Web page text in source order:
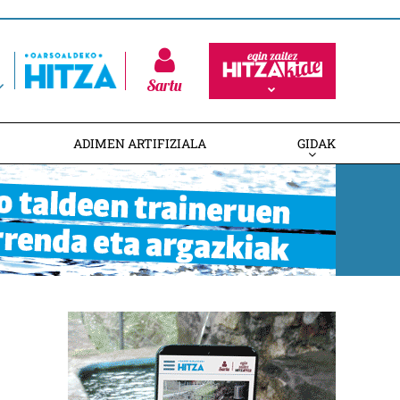
Sartu
ADIMEN ARTIFIZIALA GIDAK